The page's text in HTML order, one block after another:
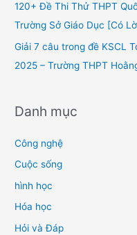
120+ Đề Thi Thử THPT
Trường Sở Giáo Dục [Có
Giải 7 câu trong đề KSCL
2025 – Trường THPT
Danh mục
Công nghệ
Cuộc sống
hình học
Hóa học
Hỏi và Đáp